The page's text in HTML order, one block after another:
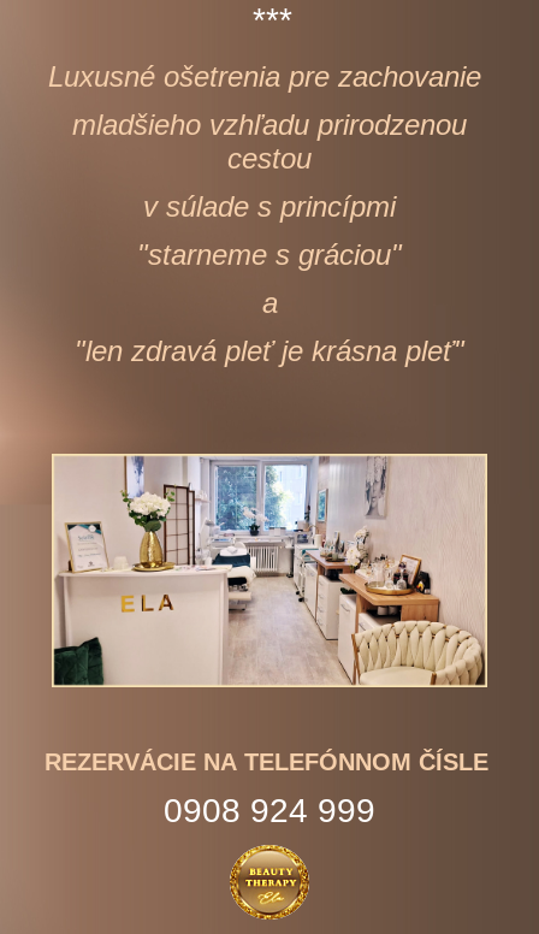
***
Luxusné ošetrenia pre zachovanie
mladšieho vzhľadu prirodzenou
cestou
v súlade s princípmi
"starneme s gráciou"
a
"len zdravá pleť je krásna pleť"
REZERVÁCIE NA TELEFÓNNOM ČÍSLE
0908 924 999